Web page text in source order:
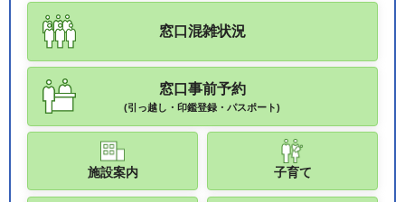
窓口混雑状況
窓口事前予約
(引っ越し・印鑑登録・パスポート)
施設案内 子育て